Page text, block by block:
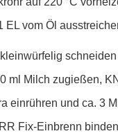
EL vom Öl
schneiden
ml Milch zugießen,
einrühren und ca. 3
Fix-Einbrenn